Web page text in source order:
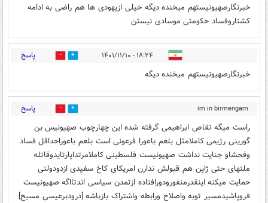
خبرنگارصهیونیستهم میخنده دیگه خیلی ازیهودی ها هم راضی به ادامه
کشتاروفساد حکومتی موسادی نیستن
۱۸:۲۴ - ۱۴۰۱/۱۱/۱۰ 0 پاسخ
خبرنگارصهیونیستهم میخنده دیگه
im in birmengam
palestinian
۱۸:۳۰ - ۱۴۰۱/۱۱/۱۰
0 پاسخ
راست میگه تقاص ابراهیمی گرفته شده این چهارچوب صهیونیس بن
گورینی رژیمی کاملامثل بلعم باعورا فرعونی است بلعم باعوراحداقل فساد
وفحشاو جنایت نداشت صهیونیست فلسطینی کاملامرتداپارتایدوقاتله
ملتهای حتی ژاپن هم قبولش ندارن امریکای کاخ سفیدی ازدودولتی
حمایت میکنه اینقدرمنفورودورافتاده ازتمدن سیاسی اندتااگه صهیونیست
فروپاشیدمسیر توبه واصلاح ورابطه واشتراک بازباشه [درودبرعیسی مسیح]